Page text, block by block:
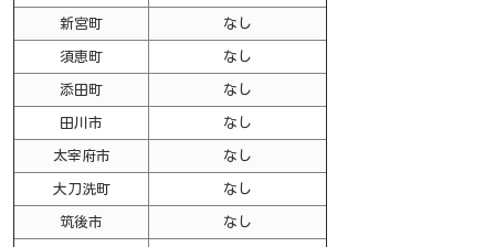
新宮町 なし
須恵町 なし
添田町 なし
田川市 なし
太宰府市 なし
大刀洗町 なし
筑後市 なし